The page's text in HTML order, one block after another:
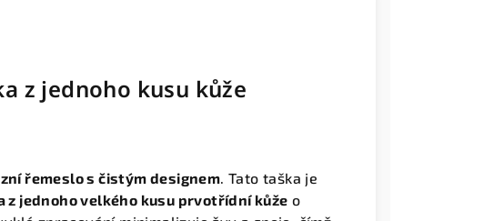
z jednoho kusu kůže
řemeslo s čistým designem. Tato taška je
z jednoho velkého kusu prvotřídní kůže o